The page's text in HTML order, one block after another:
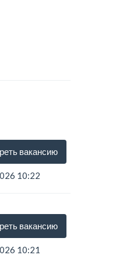
вакансию
10:22
вакансию
10:21